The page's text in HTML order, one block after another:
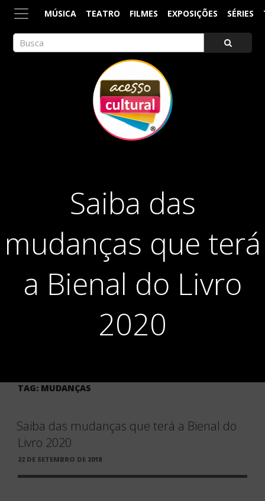
MÚSICA TEATRO FILMES EXPOSIÇÕES SÉRIES
Saiba das
mudanças que terá
a Bienal do Livro
2020
TAG: MUDANÇAS
Saiba das mudanças que terá a Bienal do
Livro 2020
PUBLICADO
22 DE SETEMBRO DE 2018